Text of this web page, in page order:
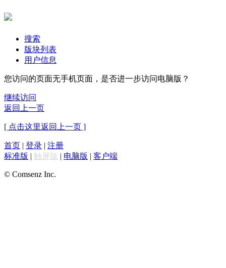
搜索
版块列表
用户信息
您访问的页面无手机页面，是否进一步访问电脑版？
继续访问
返回上一页
[ 点击这里返回上一页 ]
首页 | 登录 | 注册
标准版 | 触屏版 | 电脑版 | 客户端
© Comsenz Inc.